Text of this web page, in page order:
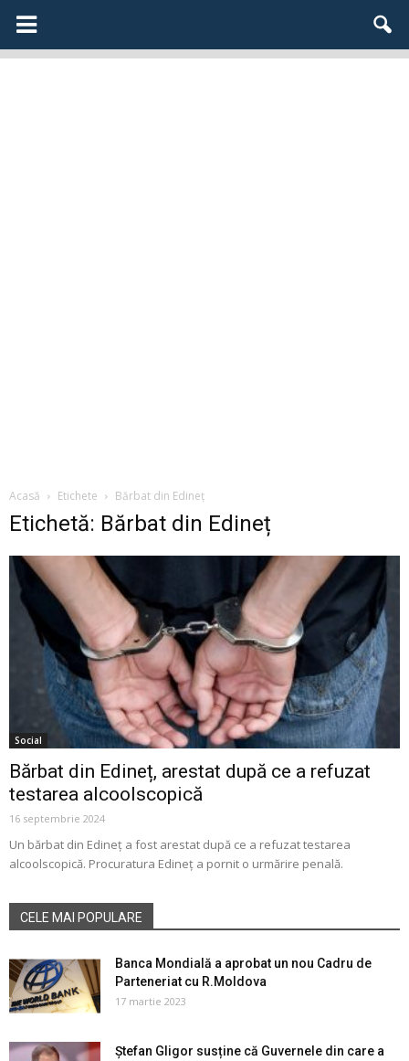
Acasă Etichete Bărbat din Edineț
Etichetă: Bărbat din Edineț
Social
Bărbat din Edineț, arestat după ce a refuzat
testarea alcoolscopică
16 septembrie 2024
Un bărbat din Edineț a fost arestat după ce a refuzat testarea
alcoolscopică. Procuratura Edineț a pornit o urmărire penală.
CELE MAI POPULARE
Banca Mondială a aprobat un nou Cadru de
Parteneriat cu R.Moldova
17 martie 2023
Ștefan Gligor susține că Guvernele din care a